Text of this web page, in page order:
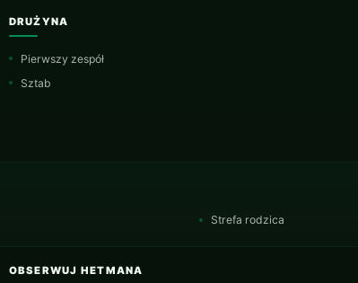
DRUŻYNA
Pierwszy zespół
Sztab
Strefa rodzica
OBSERWUJ HETMANA